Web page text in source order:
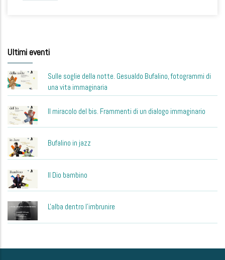
Ultimi eventi
Sulle soglie della notte. Gesualdo Bufalino, fotogrammi di
una vita immaginaria
Il miracolo del bis. Frammenti di un dialogo immaginario
Bufalino in jazz
Il Dio bambino
L'alba dentro l'imbrunire